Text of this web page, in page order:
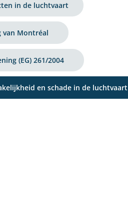
in de luchtvaart
van Montréal
(EG) 261/2004
en schade in de luchtvaart